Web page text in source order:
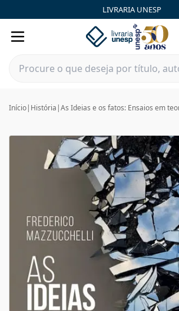
LIVRARIA UNESP
Início| História |As Ideias e os fatos: Ensaios em